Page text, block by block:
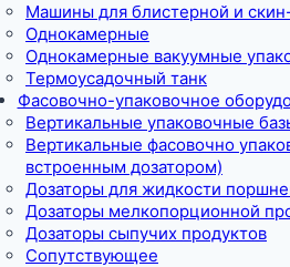
Машины для блистерной и
Однокамерные
Однокамерные вакуумные
Термоусадочный танк
Фасовочно-упаковочное
Вертикальные упаковочные
Вертикальные фасовочно
встроенным дозатором)
Дозаторы для жидкости
Дозаторы мелкопорционной
Дозаторы сыпучих продуктов
Сопутствующее